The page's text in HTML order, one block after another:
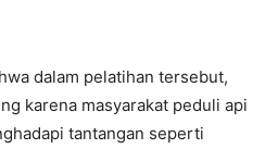
dalam pelatihan tersebut,
karena masyarakat peduli api
tantangan seperti